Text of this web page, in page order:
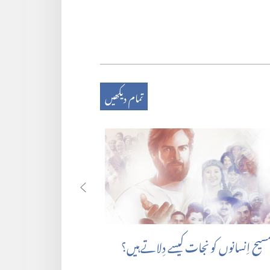
تمام دیکھیں
اِنسانوں کو نجات کیسے دِلاتے ہیں؟‏